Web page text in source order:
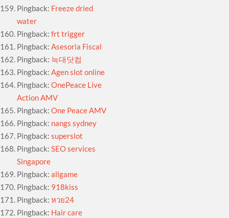
Pingback: Freeze dried
water
Pingback:frt trigger
Pingback:Asesoria Fiscal
Pingback: 늑대닷컴
Pingback:Agen slot online
Pingback:OnePeace Live
Action AMV
Pingback:One Peace AMV
Pingback: nangs sydney
Pingback:superslot
Pingback:SEO services
Singapore
Pingback:allgame
Pingback: 918kiss
Pingback:หวย24
Pingback: Hair care